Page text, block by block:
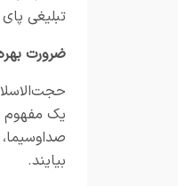
تبلیغی پای
ضرورت
یک مفهوم
بیایند.